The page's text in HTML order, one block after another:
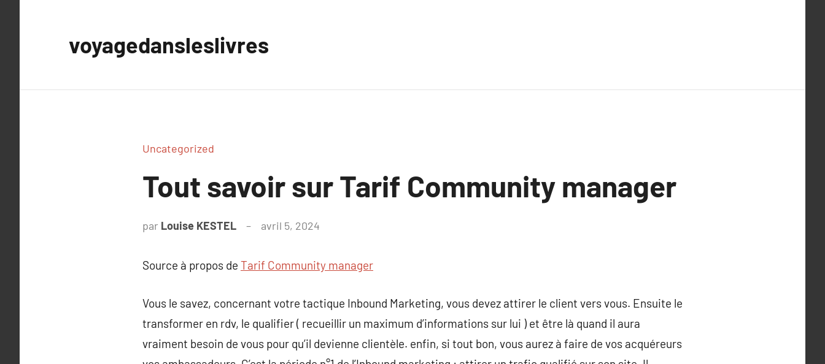
voyagedansleslivres
Uncategorized
Tout savoir sur Tarif Community manager
par Louise KESTEL avril 5, 2024
Source à propos de Tarif Community manager
Vous le savez, concernant votre tactique Inbound Marketing, vous devez attirer le client vers vous. Ensuite le
transformer en rdv, le qualifier ( recueillir un maximum d’informations sur lui ) et être là quand il aura
vraiment besoin de vous pour qu’il devienne clientèle. enfin, si tout bon, vous aurez à faire de vos acquéreurs